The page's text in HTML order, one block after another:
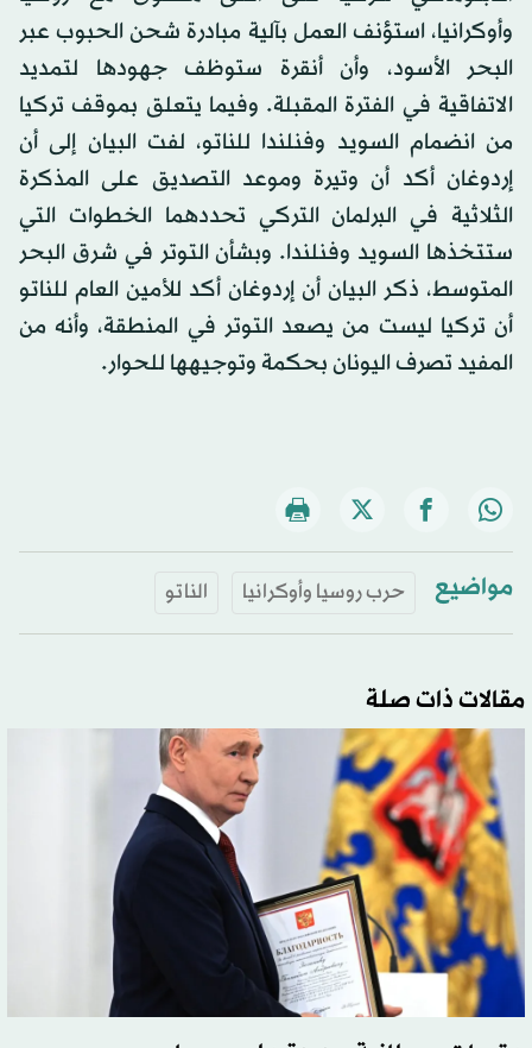
وأوكرانيا، استؤنف العمل بآلية مبادرة شحن الحبوب عبر
البحر الأسود، وأن أنقرة ستوظف جهودها لتمديد
الاتفاقية في الفترة المقبلة. وفيما يتعلق بموقف تركيا
من انضمام السويد وفنلندا للناتو، لفت البيان إلى أن
إردوغان أكد أن وتيرة وموعد التصديق على المذكرة
الثلاثية في البرلمان التركي تحددهما الخطوات التي
ستتخذها السويد وفنلندا. وبشأن التوتر في شرق البحر
المتوسط، ذكر البيان أن إردوغان أكد للأمين العام للناتو
أن تركيا ليست من يصعد التوتر في المنطقة، وأنه من
المفيد تصرف اليونان بحكمة وتوجيهها للحوار.
مواضيع حرب روسيا وأوكرانيا الناتو
مقالات ذات صلة